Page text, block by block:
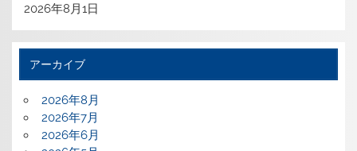
2026年8月1日
アーカイブ
2026年8月
2026年7月
2026年6月